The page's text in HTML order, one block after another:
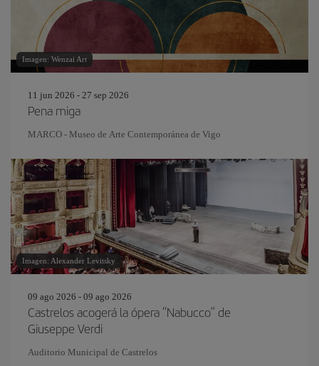
Imagen: Wenzai Art
11 jun 2026 - 27 sep 2026
Pena miga
MARCO - Museo de Arte Contemporánea de Vigo
Imagen: Alexander Levitsky
09 ago 2026 - 09 ago 2026
Castrelos acogerá la ópera “Nabucco” de
Giuseppe Verdi
Auditorio Municipal de Castrelos